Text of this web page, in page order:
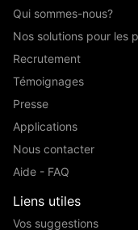
Qui sommes-nous?
Nos solutions pour les
Recrutement
Témoignages
Presse
Applications
Nous contacter
Aide - FAQ
Liens utiles
Vos suggestions